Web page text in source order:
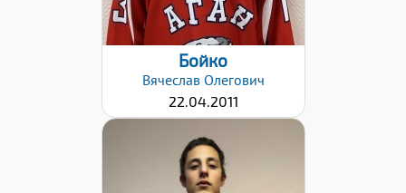
Бойко
Вячеслав Олегович
22.04.2011